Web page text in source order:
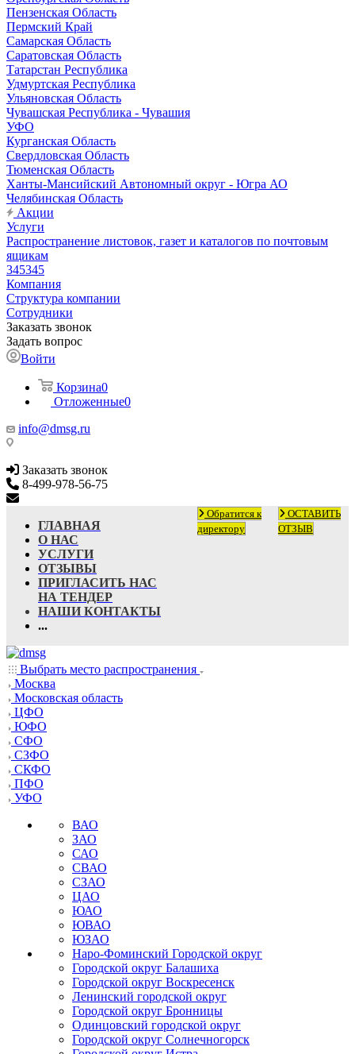
Пензенская Область
Пермский Край
Самарская Область
Саратовская Область
Татарстан Республика
Удмуртская Республика
Ульяновская Область
Чувашская Республика - Чувашия
УФО
Курганская Область
Свердловская Область
Тюменская Область
Ханты-Мансийский Автономный округ - Югра АО
Челябинская Область
Акции
Услуги
Распространение листовок, газет и каталогов по почтовым
ящикам
345345
Компания
Структура компании
Сотрудники
Заказать звонок
Задать вопрос
Войти
Корзина0
Отложенные0
info@dmsg.ru
Заказать звонок
8-499-978-56-75
ГЛАВНАЯ
О НАС
УСЛУГИ
ОТЗЫВЫ
ПРИГЛАСИТЬ НАС
НА ТЕНДЕР
НАШИ КОНТАКТЫ
...
Обратится к
директору
ОСТАВИТЬ
ОТЗЫВ
Выбрать место распространения
Москва
Московская область
ЦФО
ЮФО
СФО
СЗФО
СКФО
ПФО
УФО
ВАО
ЗАО
САО
СВАО
СЗАО
ЦАО
ЮАО
ЮВАО
ЮЗАО
Наро-Фоминский Городской округ
Городской округ Балашиха
Городской округ Воскресенск
Ленинский городской округ
Городской округ Бронницы
Одинцовский городской округ
Городской округ Солнечногорск